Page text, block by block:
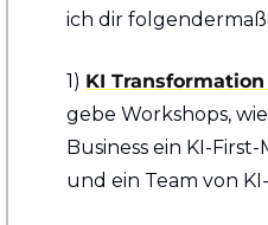
ich dir
1) KI
gebe Workshops,
Business ein KI-
und ein Team von